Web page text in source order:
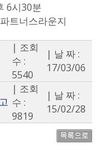
6시30분
트너스라운지
| 조회
수 :
5540
| 날 짜 :
17/03/06
| 조회
수 :
9819
| 날 짜 :
15/02/28